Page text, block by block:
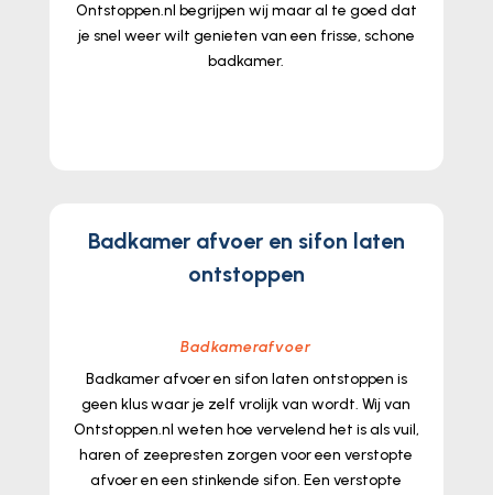
Ontstoppen.​nl begrijpen wij maar al te goed dat
je snel weer wilt genieten van een frisse, schone
badkamer.​
Badkamer afvoer en sifon laten
ontstoppen
Badkamerafvoer
Badkamer afvoer en sifon laten ontstoppen is
geen klus waar je zelf vrolijk van wordt.​ Wij van
Ontstoppen.​nl weten hoe vervelend het is als vuil,
haren of zeepresten zorgen voor een verstopte
afvoer en een stinkende sifon.​ Een verstopte